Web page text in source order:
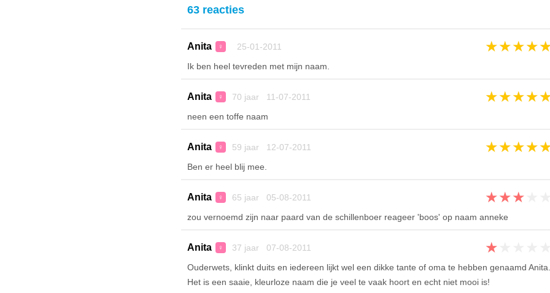
63 reacties
Anita ♀ 25-01-2011 ★★★★
Ik ben heel tevreden met mijn naam.
Anita ♀ 70 jaar 11-07-2011 ★★★★
neen een toffe naam
Anita ♀ 59 jaar 12-07-2011 ★★★★
Ben er heel blij mee.
Anita ♀ 65 jaar 05-08-2011 ★★★
zou vernoemd zijn naar paard van de schillenboer reageer 'boos' op naam anneke
Anita ♀ 37 jaar 07-08-2011 ★
Ouderwets, klinkt duits en iedereen lijkt wel een dikke tante of oma te hebben genaamd Anita.
Het is een saaie, kleurloze naam die je veel te vaak hoort en echt niet mooi is!